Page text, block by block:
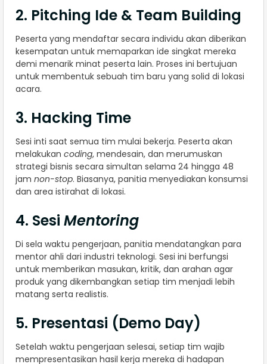
2. Pitching Ide & Team Building
Peserta yang mendaftar secara individu akan diberikan
kesempatan untuk memaparkan ide singkat mereka
demi menarik minat peserta lain. Proses ini bertujuan
untuk membentuk sebuah tim baru yang solid di lokasi
acara.
3. Hacking Time
Sesi inti saat semua tim mulai bekerja. Peserta akan
melakukan coding, mendesain, dan merumuskan
strategi bisnis secara simultan selama 24 hingga 48
jam non-stop. Biasanya, panitia menyediakan konsumsi
dan area istirahat di lokasi.
4. Sesi Mentoring
Di sela waktu pengerjaan, panitia mendatangkan para
mentor ahli dari industri teknologi. Sesi ini berfungsi
untuk memberikan masukan, kritik, dan arahan agar
produk yang dikembangkan setiap tim menjadi lebih
matang serta realistis.
5. Presentasi (Demo Day)
Setelah waktu pengerjaan selesai, setiap tim wajib
mempresentasikan hasil kerja mereka di hadapan